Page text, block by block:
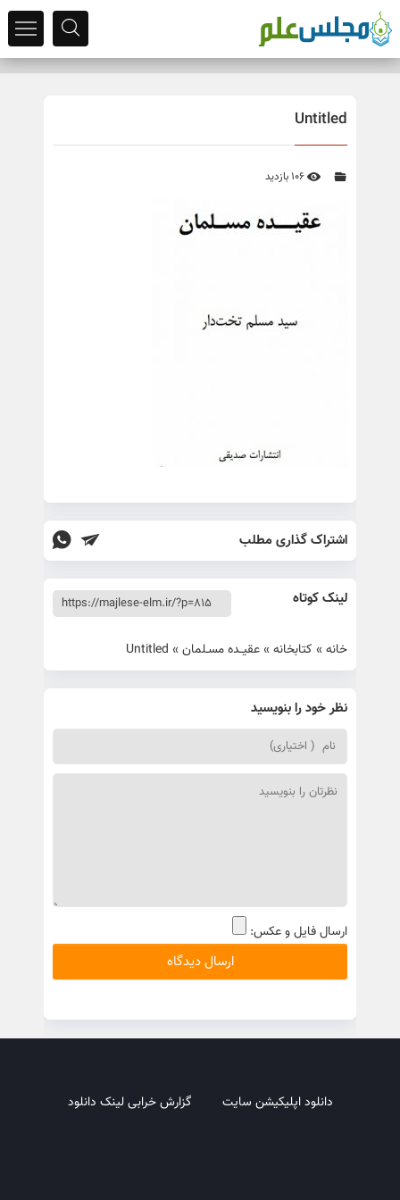
Untitled
اشتراک گذاری مطلب
لینک کوتاه
خانه» کتابخانه» عقیــده مسـلمان»
Untitled
نظر خود را بنویسید
ارسال فایل و عکس:
دانلود اپلیکیشن سایت گزارش خرابی لینک دانلود